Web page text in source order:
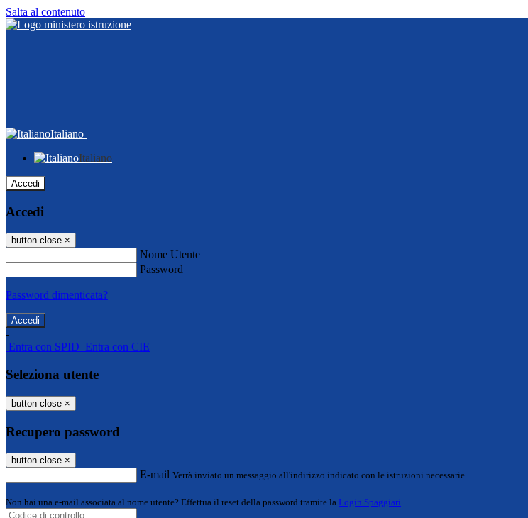
Salta al contenuto
Italiano
Italiano
Accedi
Accedi
button close ×
Nome Utente
Password
Password dimenticata?
-
Entra con SPID Entra con CIE
Seleziona utente
button close ×
Recupero password
button close ×
E-mail Verrà inviato un messaggio all'indirizzo indicato con le istruzioni necessarie.
Non hai una e-mail associata al nome utente? Effettua il reset della password tramite la Login Spaggiari